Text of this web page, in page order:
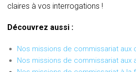
claires à vos interrogations !
Découvrez aussi :
Nos missions de commissariat aux
Nos missions de commissariat aux